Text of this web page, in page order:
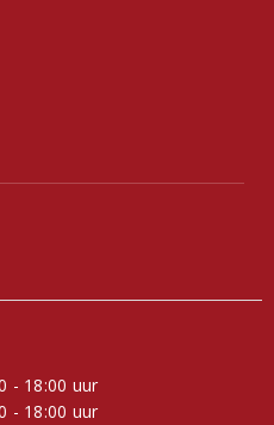
- 18:00 uur
- 18:00 uur